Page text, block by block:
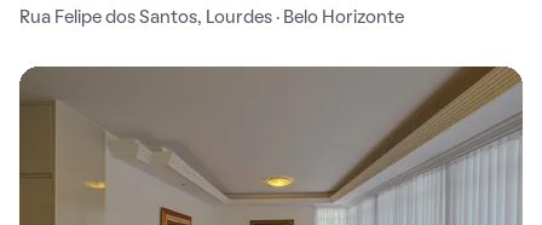
Rua Felipe dos Santos, Lourdes · Belo Horizonte